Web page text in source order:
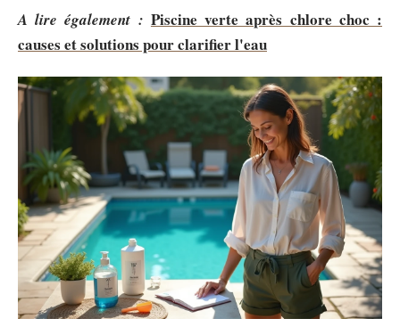
A lire également : Piscine verte après chlore choc :
causes et solutions pour clarifier l'eau